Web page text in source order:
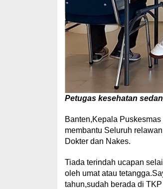
Petugas kesehatan
Banten,Kepala
membantu Seluruh
Dokter dan Nakes.
Tiada terindah ucapan
oleh umat atau
tahun,sudah berada di